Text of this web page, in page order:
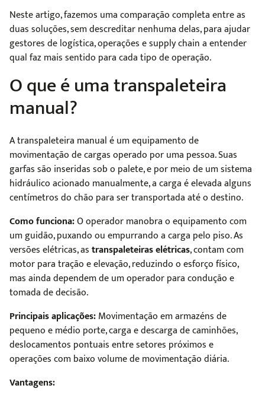
Neste artigo, fazemos uma comparação completa entre as
duas soluções, sem descreditar nenhuma delas, para ajudar
gestores de logística, operações e supply chain a entender
qual faz mais sentido para cada tipo de operação.
O que é uma transpaleteira
manual?
A transpaleteira manual é um equipamento de
movimentação de cargas operado por uma pessoa. Suas
garfas são inseridas sob o palete, e por meio de um sistema
hidráulico acionado manualmente, a carga é elevada alguns
centímetros do chão para ser transportada até o destino.
Como funciona:O operador manobra o equipamento com
um guidão, puxando ou empurrando a carga pelo piso. As
versões elétricas, astranspaleteiras elétricas, contam com
motor para tração e elevação, reduzindo o esforço físico,
mas ainda dependem de um operador para condução e
tomada de decisão.
Principais aplicações:Movimentação em armazéns de
pequeno e médio porte, carga e descarga de caminhões,
deslocamentos pontuais entre setores próximos e
operações com baixo volume de movimentação diária.
Vantagens: